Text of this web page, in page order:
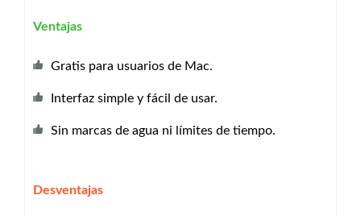
Ventajas
Gratis para usuarios de Mac.
Interfaz simple y fácil de usar.
Sin marcas de agua ni límites de tiempo.
Desventajas